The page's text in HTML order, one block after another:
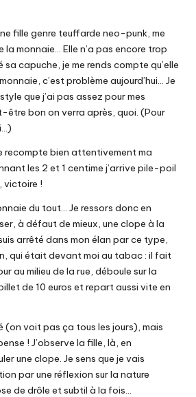
fille genre teuffarde neo-punk, me
la monnaie… Elle n’a pas encore trop
capuche, je me rends compte qu’elle
c’est problème aujourd’hui… Je
que j’ai pas assez pour mes
être bon on verra après, quoi. (Pour
recompte bien attentivement ma
les 2 et 1 centime j’arrive pile-poil
victoire !
du tout… Je ressors donc en
à défaut de mieux, une clope à la
arrêté dans mon élan par ce type,
qui était devant moi au tabac : il fait
au milieu de la rue, déboule sur la
de 10 euros et repart aussi vite en
(on voit pas ça tous les jours), mais
! J’observe la fille, là, en
une clope. Je sens que je vais
par une réflexion sur la nature
de drôle et subtil à la fois…